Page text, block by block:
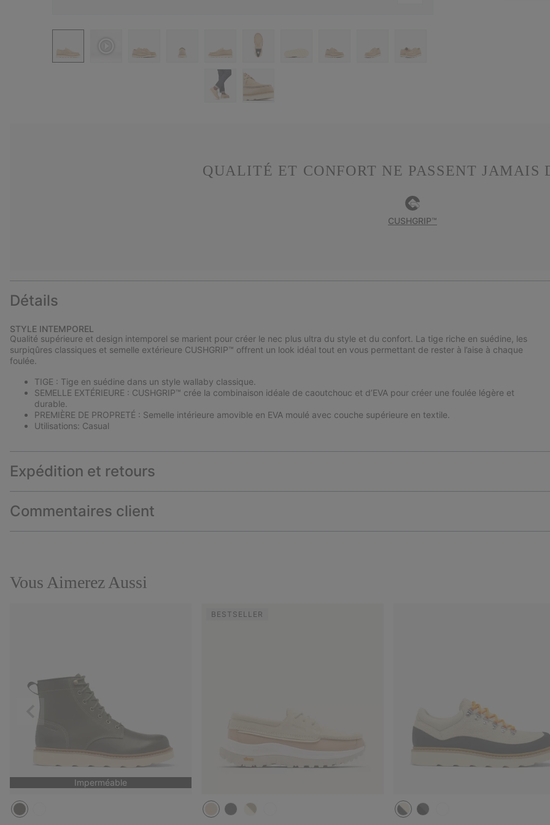
QUALITÉ ET CONFORT NE PASSENT JAMAIS
CUSHGRIP™
Détails
STYLE INTEMPOREL
Qualité supérieure et design intemporel se marient pour créer le nec plus ultra du style et du confort. La tige riche en suédine, les
surpiqûres classiques et semelle extérieure CUSHGRIP™ offrent un look idéal tout en vous permettant de rester à l’aise à chaque
foulée.
TIGE : Tige en suédine dans un style wallaby classique.
SEMELLE EXTÉRIEURE : CUSHGRIP™ crée la combinaison idéale de caoutchouc et d’EVA pour créer une foulée légère et
durable.
PREMIÈRE DE PROPRETÉ : Semelle intérieure amovible en EVA moulé avec couche supérieure en textile.
Utilisations: Casual
Expédition et retours
Commentaires client
Vous Aimerez Aussi
Imperméable
BESTSELLER
Précédent